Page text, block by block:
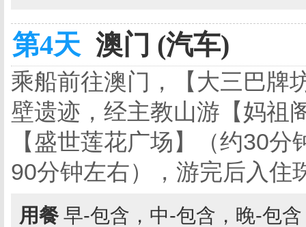
第4天 澳门 (汽车)
乘船前往澳门，【大三巴牌
壁遗迹，经主教山游【妈祖
【盛世莲花广场】（约30
90分钟左右），游完后入住
用餐 早-包含，中-包含，晚-包